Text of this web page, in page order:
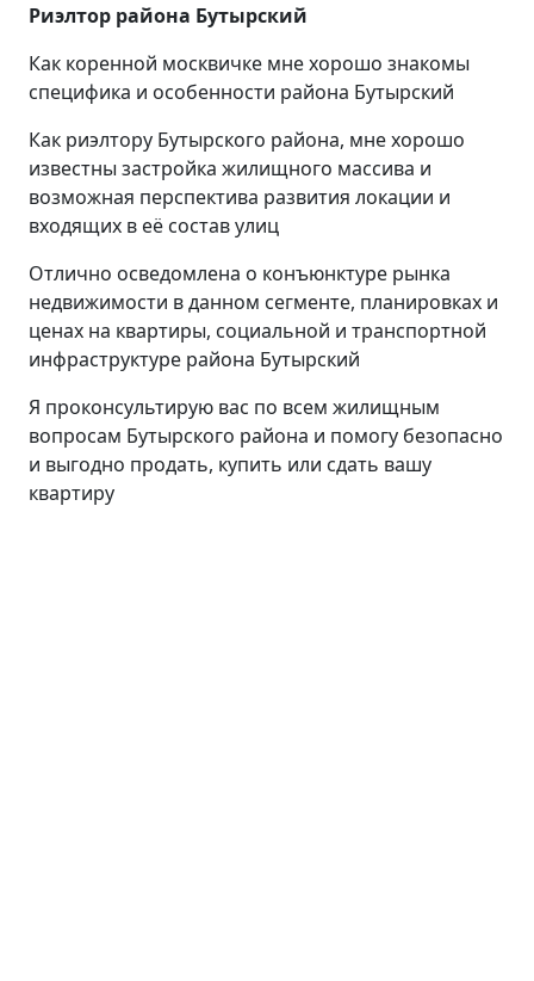
Риэлтор района Бутырский
Как коренной москвичке мне хорошо знакомы
специфика и особенности района Бутырский
Как риэлтору Бутырского района, мне хорошо
известны застройка жилищного массива и
возможная перспектива развития локации и
входящих в её состав улиц
Отлично осведомлена о конъюнктуре рынка
недвижимости в данном сегменте, планировках и
ценах на квартиры, социальной и транспортной
инфраструктуре района Бутырский
Я проконсультирую вас по всем жилищным
вопросам Бутырского района и помогу безопасно
и выгодно продать, купить или сдать вашу
квартиру